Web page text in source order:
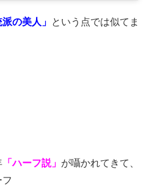
派の美人」 という点では似てま
「ハーフ説」 が囁かれてきて、